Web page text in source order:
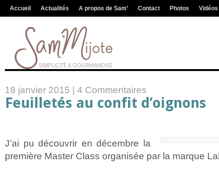
Accueil Actualités A propos de Sam’ Contact Photos Vidéos
18 janvier 2015 | 4 Commentaires
Feuilletés au confit d’oignons
J’ai pu découvrir en décembre la
première Master Class organisée par la marque